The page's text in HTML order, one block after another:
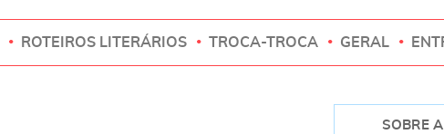
ROTEIROS LITERÁRIOS TROCA-TROCA GERAL
SOBRE